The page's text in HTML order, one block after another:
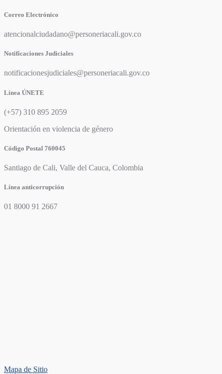
Correo Electrónico
atencionalciudadano@personeriacali.gov.co
Notificaciones Judiciales
notificacionesjudiciales@personeriacali.gov.co
Línea ÚNETE
(+57) 310 895 2059
Orientación en violencia de género
Código Postal 760045
Santiago de Cali, Valle del Cauca, Colombia
Línea anticorrupción
01 8000 91 2667
Mapa de Sitio